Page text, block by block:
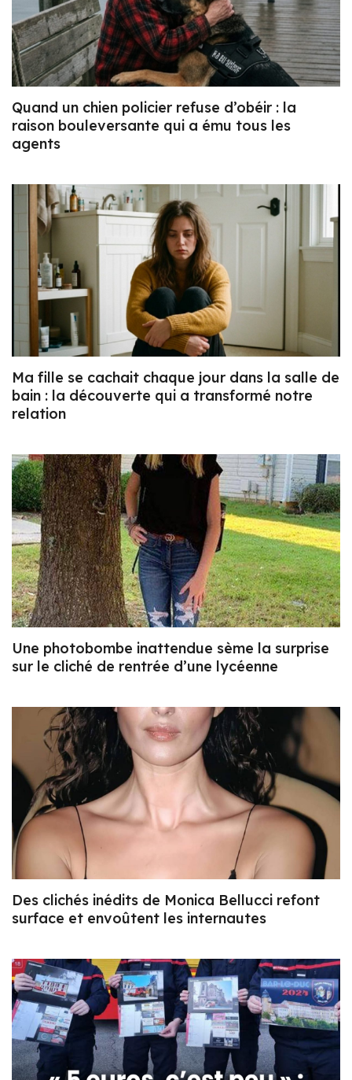
Quand un chien policier refuse d’obéir : la
raison bouleversante qui a ému tous les
agents
Ma fille se cachait chaque jour dans la salle de
bain : la découverte qui a transformé notre
relation
Une photobombe inattendue sème la surprise
sur le cliché de rentrée d’une lycéenne
Des clichés inédits de Monica Bellucci refont
surface et envoûtent les internautes